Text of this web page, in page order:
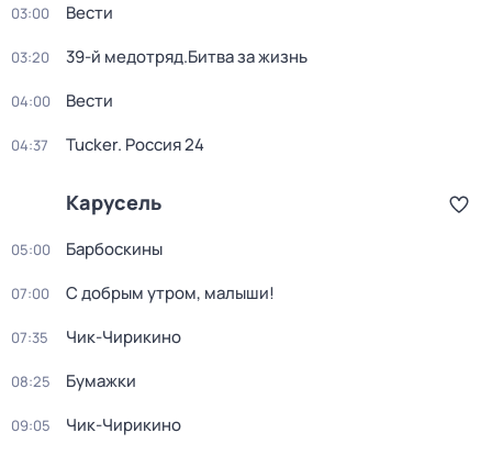
03:00 Вести
03:20 39-й медотряд.Битва за жизнь
04:00 Вести
04:37 Tucker. Россия 24
Карусель
05:00 Барбоскины
07:00 С добрым утром, малыши!
07:35 Чик-Чирикино
08:25 Бумажки
09:05 Чик-Чирикино